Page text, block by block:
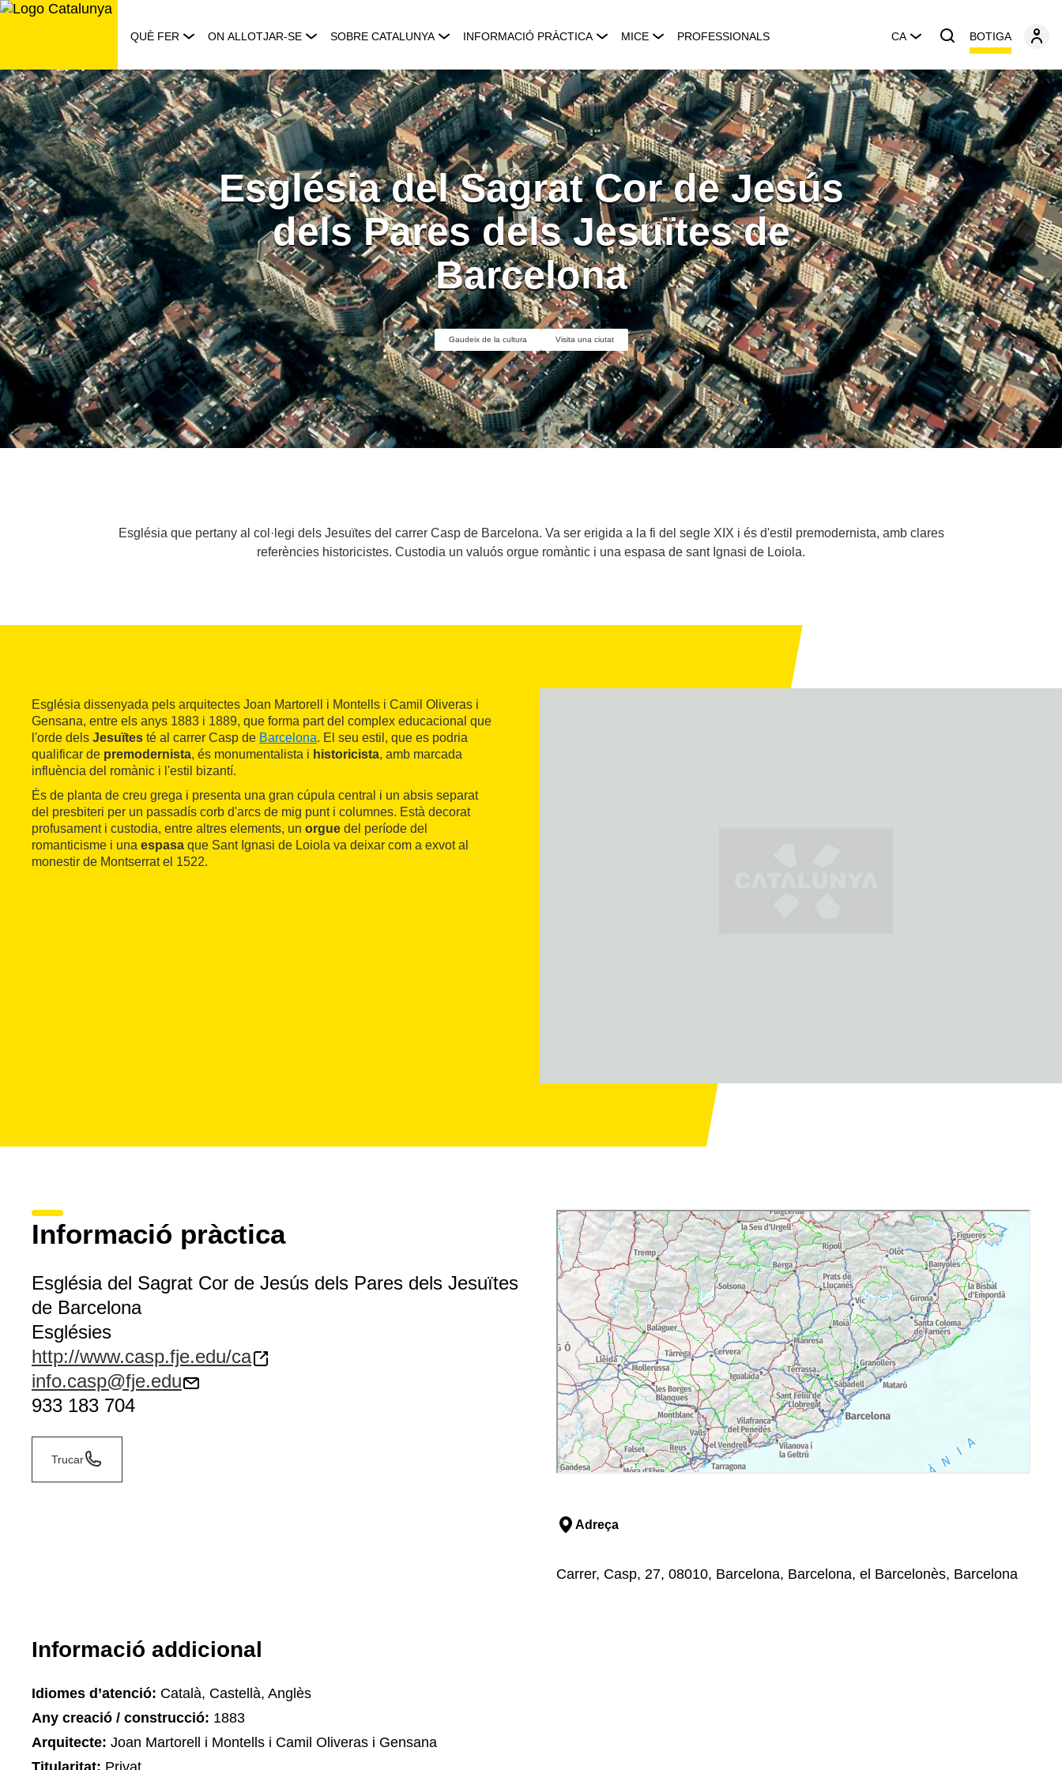
Saltar
QUÈ FER ON ALLOTJAR-SE SOBRE CATALUNYA INFORMACIÓ PRÀCTICA MICE PROFESSIONALS CA BOTIGA
Església del Sagrat Cor de Jesús
dels Pares dels Jesuïtes de
Barcelona
Gaudeix de la cultura Visita una ciutat
Església que pertany al col·legi dels Jesuïtes del carrer Casp de Barcelona. Va ser erigida a la fi del segle XIX i és d'estil premodernista, amb clares
referències historicistes. Custodia un valuós orgue romàntic i una espasa de sant Ignasi de Loiola.
Església dissenyada pels arquitectes Joan Martorell i Montells i Camil Oliveras i
Gensana, entre els anys 1883 i 1889, que forma part del complex educacional que
l'orde dels Jesuïtes té al carrer Casp de Barcelona. El seu estil, que es podria
qualificar de premodernista, és monumentalista i historicista, amb marcada
influència del romànic i l'estil bizantí.
És de planta de creu grega i presenta una gran cúpula central i un absis separat
del presbiteri per un passadís corb d'arcs de mig punt i columnes. Està decorat
profusament i custodia, entre altres elements, un orgue del període del
romanticisme i una espasa que Sant Ignasi de Loiola va deixar com a exvot al
monestir de Montserrat el 1522.
Informació pràctica
Església del Sagrat Cor de Jesús dels Pares dels Jesuïtes
de Barcelona
Esglésies
http://www.casp.fje.edu/ca
info.casp@fje.edu
933 183 704
Trucar
Adreça
Carrer, Casp, 27, 08010, Barcelona, Barcelona, el Barcelonès, Barcelona
Informació addicional
Idiomes d’atenció: Català, Castellà, Anglès
Any creació / construcció: 1883
Arquitecte: Joan Martorell i Montells i Camil Oliveras i Gensana
Titularitat: Privat